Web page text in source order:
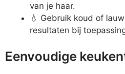
van je haar.
💧 Gebruik koud of
resultaten bij
Eenvoudige